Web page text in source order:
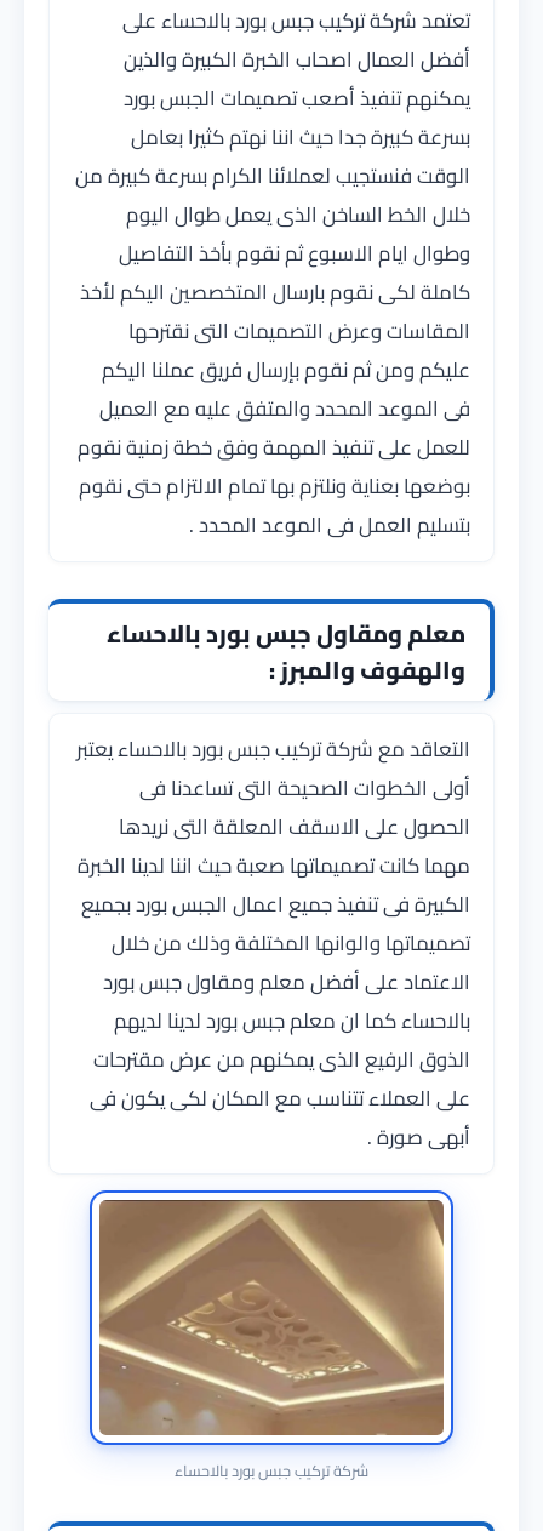
تعتمد شركة تركيب جبس بورد بالاحساء على
أفضل العمال اصحاب الخبرة الكبيرة والذين
يمكنهم تنفيذ أصعب تصميمات الجبس بورد
بسرعة كبيرة جدا حيث اننا نهتم كثيرا بعامل
الوقت فنستجيب لعملائنا الكرام بسرعة كبيرة من
خلال الخط الساخن الذى يعمل طوال اليوم
وطوال ايام الاسبوع ثم نقوم بأخذ التفاصيل
كاملة لكى نقوم بارسال المتخصصين اليكم لأخذ
المقاسات وعرض التصميمات التى نقترحها
عليكم ومن ثم نقوم بإرسال فريق عملنا اليكم
فى الموعد المحدد والمتفق عليه مع العميل
للعمل على تنفيذ المهمة وفق خطة زمنية نقوم
بوضعها بعناية ونلتزم بها تمام الالتزام حتى نقوم
بتسليم العمل فى الموعد المحدد .
معلم ومقاول جبس بورد بالاحساء
والهفوف والمبرز :
التعاقد مع شركة تركيب جبس بورد بالاحساء يعتبر
أولى الخطوات الصحيحة التى تساعدنا فى
الحصول على الاسقف المعلقة التى نريدها
مهما كانت تصميماتها صعبة حيث اننا لدينا الخبرة
الكبيرة فى تنفيذ جميع اعمال الجبس بورد بجميع
تصميماتها والوانها المختلفة وذلك من خلال
الاعتماد على أفضل معلم ومقاول جبس بورد
بالاحساء كما ان معلم جبس بورد لدينا لديهم
الذوق الرفيع الذى يمكنهم من عرض مقترحات
على العملاء تتناسب مع المكان لكى يكون فى
أبهى صورة .
شركة تركيب جبس بورد بالاحساء